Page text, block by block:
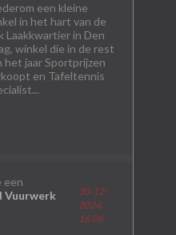
een kleine
in het hart van de
Laakkwartier in Den
winkel die in de rest
het jaar Sportprijzen
en Tafeltennis
een
Vuurwerk
30-12-
2024,
16:06